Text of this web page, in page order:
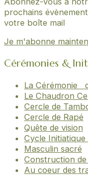
prochains
votre boîte mail
Je m'abonne
Cérémonies &
La Cérémonie
Le Chaudron
Cercle de
Cercle de Rapé
Quête de vision
Cycle
Masculin sacré
Construction
Au coeur des